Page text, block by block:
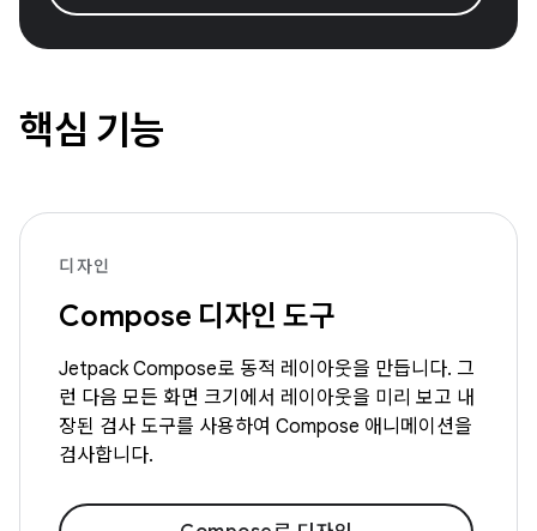
핵심 기능
디자인
Compose 디자인 도구
Jetpack Compose로 동적 레이아웃을 만듭니다. 그
런 다음 모든 화면 크기에서 레이아웃을 미리 보고 내
장된 검사 도구를 사용하여 Compose 애니메이션을
검사합니다.